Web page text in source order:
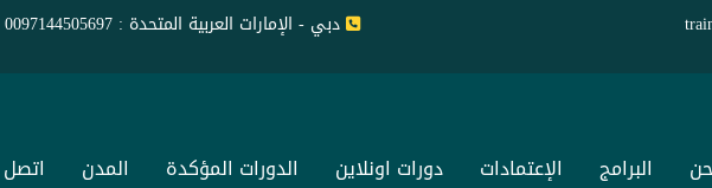
دبي - الإمارات العربية المتحدة : 0097144505697
البرامج الإعتمادات دورات اونلاين الدورات المؤكدة المدن اتصل